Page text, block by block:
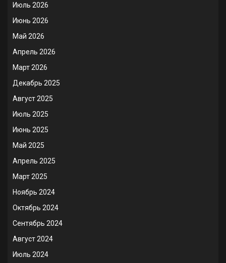
Июль 2026
Июнь 2026
Май 2026
Апрель 2026
Март 2026
Декабрь 2025
Август 2025
Июль 2025
Июнь 2025
Май 2025
Апрель 2025
Март 2025
Ноябрь 2024
Октябрь 2024
Сентябрь 2024
Август 2024
Июль 2024